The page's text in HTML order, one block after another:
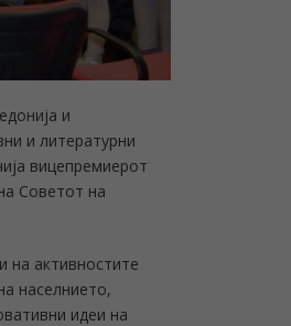
и
и литературни
вицепремиерот
Советот на
на активностите
населнието,
идеи на